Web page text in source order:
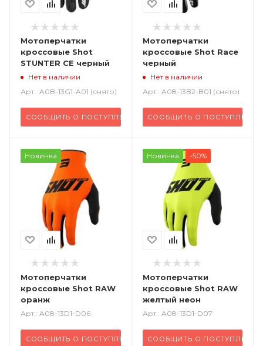
Мотоперчатки
кроссовые Shot
STUNTER CE черный
Нет в наличии
Арт.: A0B-13G1-A01 (снято)
СООБЩИТЬ О ПОСТУПЛЕНИИ
Мотоперчатки
кроссовые Shot Race
черный
Нет в наличии
Арт.: A08-13B2-B01 (снято)
СООБЩИТЬ О ПОСТУПЛЕНИИ
Новинка
Мотоперчатки
кроссовые Shot RAW
оранж
Арт.: A08-13D1-D06
СООБЩИТЬ О ПОСТУПЛЕНИИ
Новинка -50%
Мотоперчатки
кроссовые Shot RAW
желтый неон
Арт.: A08-13D1-D07
СООБЩИТЬ О ПОСТУПЛЕНИИ